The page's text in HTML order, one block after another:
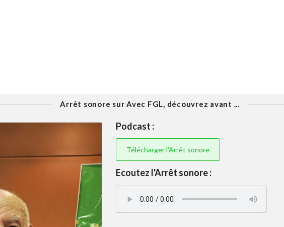
Arrêt sonore sur Avec FGL, découvrez avant ...
Podcast :
Télécharger l'Arrêt sonore
Ecoutez l'Arrêt sonore :